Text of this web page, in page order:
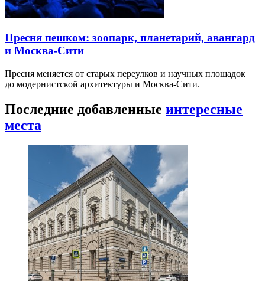
Пресня пешком: зоопарк, планетарий, авангард
и Москва-Сити
Пресня меняется от старых переулков и научных площадок
до модернистской архитектуры и Москва-Сити.
Последние добавленные интересные
места